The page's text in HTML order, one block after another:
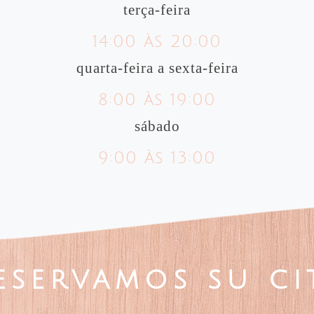
terça-feira
14:00 às 20:00
quarta-feira a sexta-feira
8:00 às 19:00
sábado
9:00 às 13:00
su